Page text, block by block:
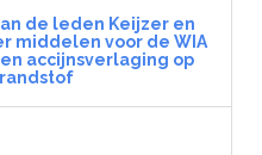
de leden Keijzer en
middelen voor de WIA
accijnsverlaging op